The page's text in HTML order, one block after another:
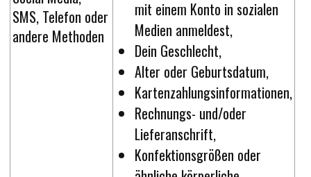
SMS, Telefon oder
andere Methoden
mit einem Konto in sozialen
Medien anmeldest,
Dein Geschlecht,
Alter oder Geburtsdatum,
Kartenzahlungsinformationen,
Rechnungs- und/oder
Lieferanschrift,
Konfektionsgrößen oder